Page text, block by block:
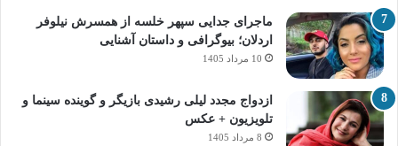
ماجرای جدایی سپهر خلسه از همسرش نیلوفر
اردلان؛ بیوگرافی و داستان آشنایی
10 مرداد 1405
ازدواج مجدد لیلی رشیدی بازیگر و گوینده سینما و
تلویزیون + عکس
8 مرداد 1405